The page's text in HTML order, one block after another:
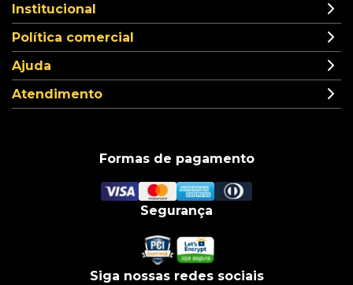
Institucional
Política comercial
Ajuda
Atendimento
Formas de pagamento
Segurança
Siga nossas redes sociais